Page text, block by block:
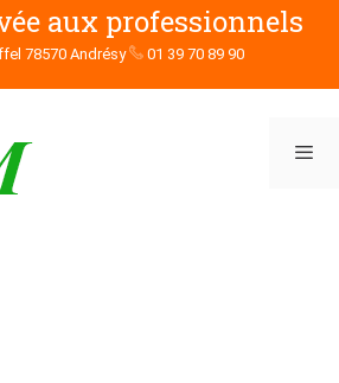
aux professionnels
78570 Andrésy 01 39 70 89 90